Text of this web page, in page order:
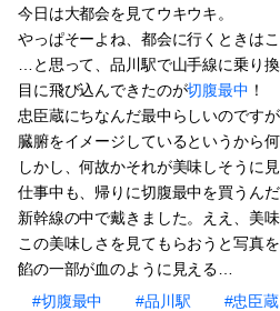
今日は大都会を見てウキウキ。
やっぱそーよね、都会に行くときはこ
…と思って、品川駅で山手線に乗り
目に飛び込んできたのが切腹最中 ！
忠臣蔵にちなんだ最中らしいのです
臓腑をイメージしているというから
しかし、何故かそれが美味しそうに見
仕事中も、帰りに切腹最中を買うん
新幹線の中で戴きました。ええ、美
この美味しさを見てもらおうと写真を
餡の一部が血のように見える…
#切腹最中
#品川駅 #忠臣蔵